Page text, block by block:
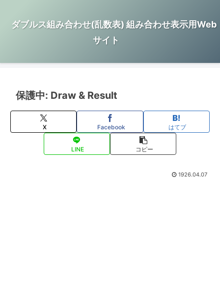
ダブルス組み合わせ(乱数表) 組み合わせ表示用Web
サイト
保護中: Draw & Result
X Facebook はてブ
LINE コピー
1926.04.07